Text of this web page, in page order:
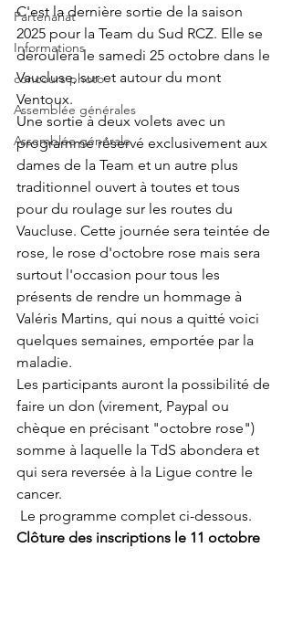
Partenariat
Informations
concours photo
Assemblée générales
Assemblée générale
C'est la dernière sortie de la saison
2025 pour la Team du Sud RCZ. Elle se
déroulera le samedi 25 octobre dans le
Vaucluse, sur et autour du mont
Ventoux.
Une sortie à deux volets avec un
programme réservé exclusivement aux
dames de la Team et un autre plus
traditionnel ouvert à toutes et tous
pour du roulage sur les routes du
Vaucluse. Cette journée sera teintée de
rose, le rose d'octobre rose mais sera
surtout l'occasion pour tous les
présents de rendre un hommage à
Valéris Martins, qui nous a quitté voici
quelques semaines, emportée par la
maladie.
Les participants auront la possibilité de
faire un don (virement, Paypal ou
chèque en précisant "octobre rose")
somme à laquelle la TdS abondera et
qui sera reversée à la Ligue contre le
cancer.
Le programme complet ci-dessous.
Clôture des inscriptions le 11 octobre